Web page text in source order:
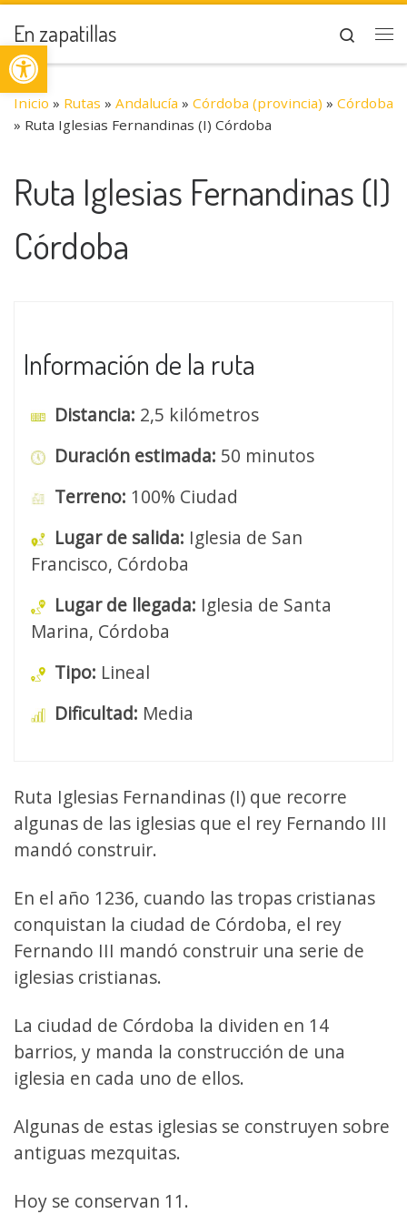
Abrir barra de herramientas
Saltar al contenido
En zapatillas
Search
Inicio » Rutas » Andalucía » Córdoba (provincia) » Córdoba
» Ruta Iglesias Fernandinas (I) Córdoba
Ruta Iglesias Fernandinas (I)
Córdoba
Información de la ruta
Distancia: 2,5 kilómetros
Duración estimada: 50 minutos
Terreno: 100% Ciudad
Lugar de salida: Iglesia de San
Francisco, Córdoba
Lugar de llegada: Iglesia de Santa
Marina, Córdoba
Tipo: Lineal
Dificultad: Media
Ruta Iglesias Fernandinas (I) que recorre
algunas de las iglesias que el rey Fernando III
mandó construir.
En el año 1236, cuando las tropas cristianas
conquistan la ciudad de Córdoba, el rey
Fernando III mandó construir una serie de
iglesias cristianas.
La ciudad de Córdoba la dividen en 14
barrios, y manda la construcción de una
iglesia en cada uno de ellos.
Algunas de estas iglesias se construyen sobre
antiguas mezquitas.
Hoy se conservan 11.